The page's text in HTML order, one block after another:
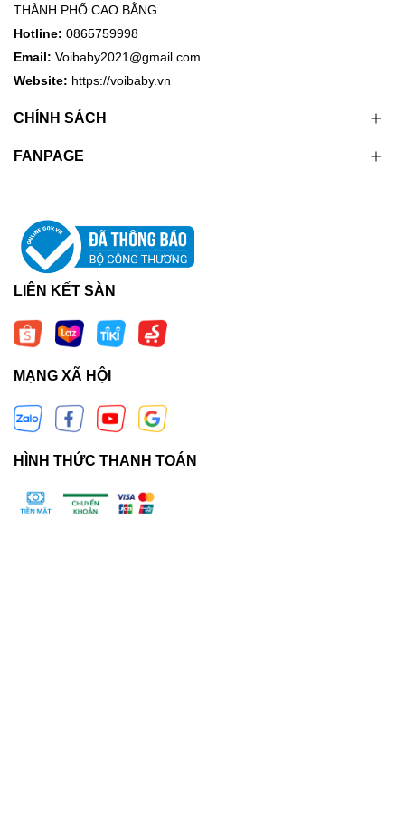
THÀNH PHỐ CAO BẰNG
Hotline: 0865759998
Email: Voibaby2021@gmail.com
Website: https://voibaby.vn
CHÍNH SÁCH
FANPAGE
LIÊN KẾT SÀN
MẠNG XÃ HỘI
HÌNH THỨC THANH TOÁN